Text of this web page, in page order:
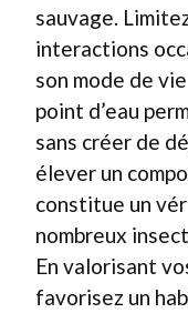
sauvage.
interactions
son mode de
point d’eau
sans créer de
élever un
constitue un
nombreux
En valorisant
favorisez un